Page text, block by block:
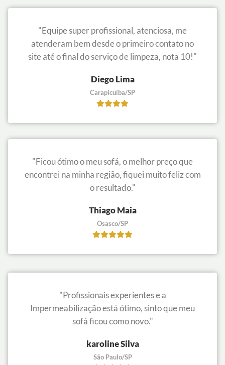
"Equipe super profissional, atenciosa, me
atenderam bem desde o primeiro contato no
site até o final do serviço de limpeza, nota 10!"
Diego Lima
Carapicuíba/SP
"Ficou ótimo o meu sofá, o melhor preço que
encontrei na minha região, fiquei muito feliz com
o resultado."
Thiago Maia
Osasco/SP
"Profissionais experientes e a
Impermeabilização está ótimo, sinto que meu
sofá ficou como novo."
karoline Silva
São Paulo/SP